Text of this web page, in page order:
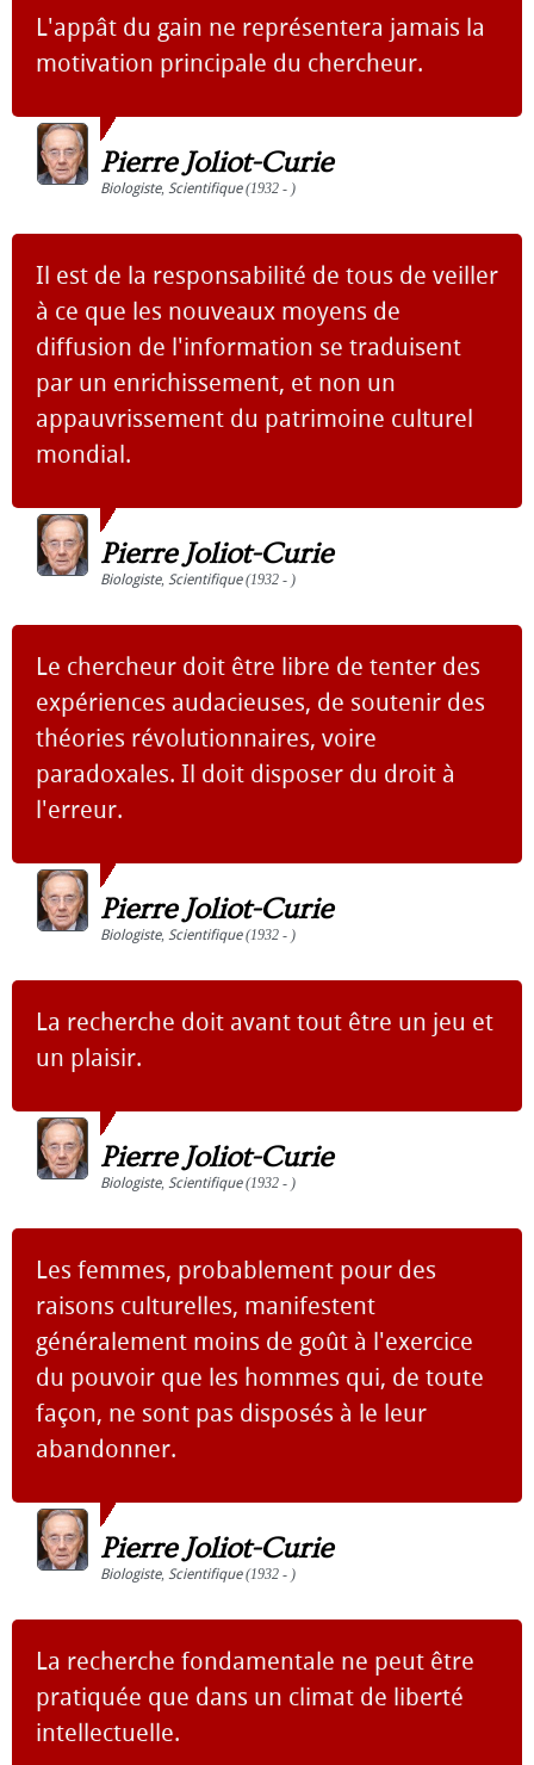
L'appât du gain ne représentera jamais la
motivation principale du chercheur.
Pierre Joliot-Curie
Biologiste, Scientifique(1932 - )
Il est de la responsabilité de tous de veiller
à ce que les nouveaux moyens de
diffusion de l'information se traduisent
par un enrichissement, et non un
appauvrissement du patrimoine culturel
mondial.
Pierre Joliot-Curie
Biologiste, Scientifique(1932 - )
Le chercheur doit être libre de tenter des
expériences audacieuses, de soutenir des
théories révolutionnaires, voire
paradoxales. Il doit disposer du droit à
l'erreur.
Pierre Joliot-Curie
Biologiste, Scientifique(1932 - )
La recherche doit avant tout être un jeu et
un plaisir.
Pierre Joliot-Curie
Biologiste, Scientifique(1932 - )
Les femmes, probablement pour des
raisons culturelles, manifestent
généralement moins de goût à l'exercice
du pouvoir que les hommes qui, de toute
façon, ne sont pas disposés à le leur
abandonner.
Pierre Joliot-Curie
Biologiste, Scientifique(1932 - )
La recherche fondamentale ne peut être
pratiquée que dans un climat de liberté
intellectuelle.